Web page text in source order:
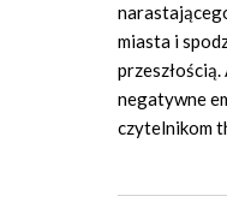
miasta i
negatywne
czytelnikom